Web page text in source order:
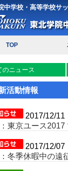
中学校・高等学校サ
TOP
のニュース
活動情報
2017/12/11
東京ユース
2017/12/07
冬季休暇中の遠